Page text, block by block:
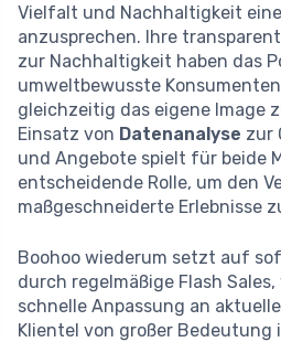
Vielfalt und Nachhaltigkeit
anzusprechen. Ihre
zur Nachhaltigkeit haben das
umweltbewusste
gleichzeitig das eigene Image
Einsatz von Datenanalyse zur
und Angebote spielt für beide
entscheidende Rolle, um den
maßgeschneiderte Erlebnisse
Boohoo wiederum setzt auf
durch regelmäßige Flash
schnelle Anpassung an
Klientel von großer Bedeutung